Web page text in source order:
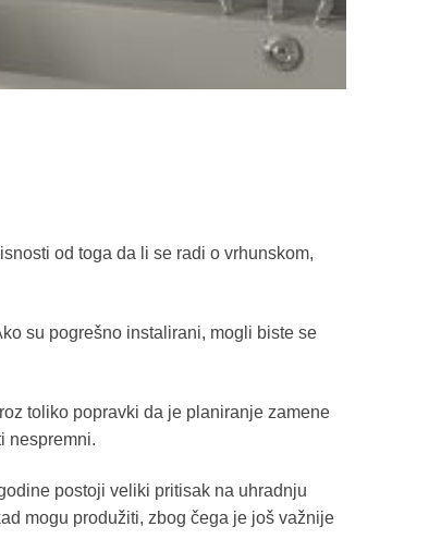
od toga da li se radi o vrhunskom,
su pogrešno instalirani, mogli biste se
toliko popravki da je planiranje zamene
nespremni.
postoji veliki pritisak na uhradnju
mogu produžiti, zbog čega je još važnije